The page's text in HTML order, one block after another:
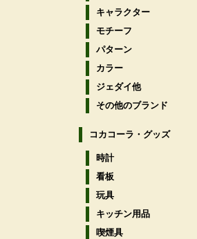
キャラクター
モチーフ
パターン
カラー
ジェダイ他
その他のブランド
コカコーラ・グッズ
時計
看板
玩具
キッチン用品
喫煙具